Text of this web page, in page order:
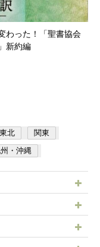
わった！「聖書協会
新約編
東北
関東
・沖縄